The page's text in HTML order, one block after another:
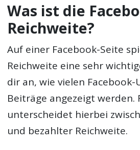
Was ist die
Reichweite?
Auf einer Facebook-Seite
Reichweite eine sehr
dir an, wie vielen Facebook-
Beiträge angezeigt werden.
unterscheidet hierbei
und bezahlter Reichweite.